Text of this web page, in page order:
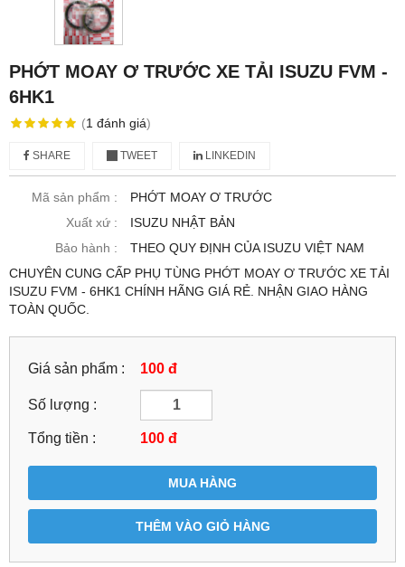
PHỚT MOAY Ơ TRƯỚC XE TẢI ISUZU FVM -
6HK1
(1 đánh giá)
SHARE TWEET LINKEDIN
Mã sản phẩm :
PHỚT MOAY Ơ TRƯỚC
Xuất xứ :
ISUZU NHẬT BẢN
Bảo hành :
THEO QUY ĐỊNH CỦA ISUZU VIỆT NAM
CHUYÊN CUNG CẤP PHỤ TÙNG PHỚT MOAY Ơ TRƯỚC XE TẢI
ISUZU FVM - 6HK1 CHÍNH HÃNG GIÁ RẺ. NHẬN GIAO HÀNG
TOÀN QUỐC.
Giá sản phẩm : 100 đ
Số lượng :
Tổng tiền : 100 đ
MUA HÀNG
THÊM VÀO GIỎ HÀNG